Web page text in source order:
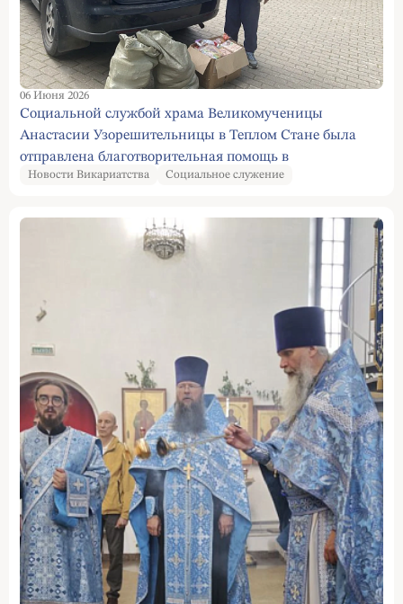
06 Июня 2026
Социальной службой храма Великомученицы
Анастасии Узорешительницы в Теплом Стане была
отправлена благотворительная помощь в
Межрегиональную общественную организацию
Новости Викариатства Социальное служение